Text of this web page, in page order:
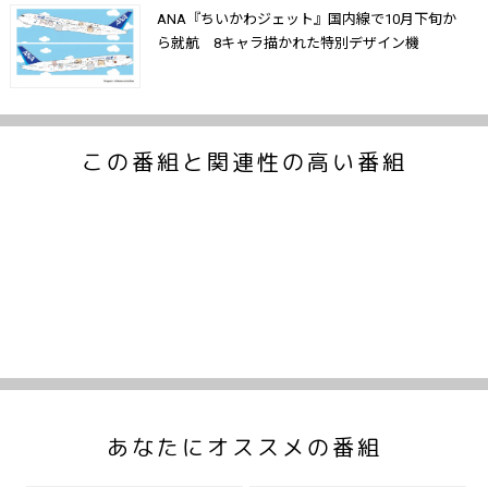
ANA『ちいかわジェット』国内線で10月下旬か
ら就航 8キャラ描かれた特別デザイン機
この番組と関連性の高い番組
あなたにオススメの番組